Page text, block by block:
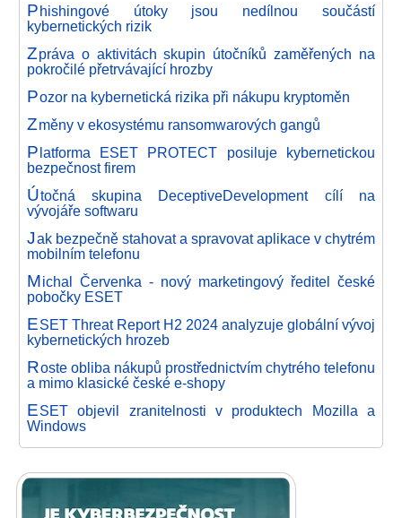
P hishingové útoky jsou nedílnou součástí
kybernetických rizik
Zpráva o aktivitách skupin útočníků zaměřených na
pokročilé přetrvávající hrozby
Pozor na kybernetická rizika při nákupu kryptoměn
Změny v ekosystému ransomwarových gangů
P latforma ESET PROTECT posiluje kybernetickou
bezpečnost firem
Útočná skupina DeceptiveDevelopment cílí na
vývojáře softwaru
Jak bezpečně stahovat a spravovat aplikace v chytrém
mobilním telefonu
Michal Červenka - nový marketingový ředitel české
pobočky ESET
ESET Threat Report H2 2024 analyzuje globální vývoj
kybernetických hrozeb
Roste obliba nákupů prostřednictvím chytrého telefonu
a mimo klasické české e-shopy
ESET objevil zranitelnosti v produktech Mozilla a
Windows